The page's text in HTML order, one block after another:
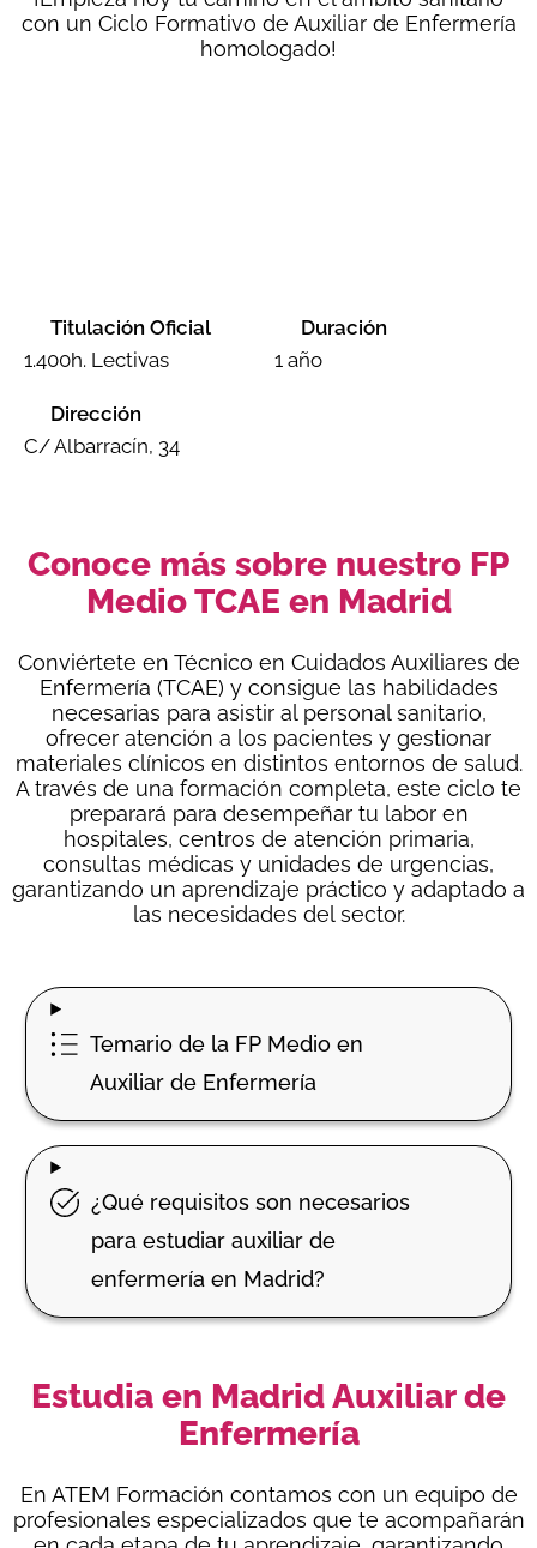
con un Ciclo Formativo de Auxiliar de Enfermería
homologado!
Titulación Oficial
1.400h. Lectivas
Duración
1 año
Dirección
C/ Albarracín, 34
Conoce más sobre nuestro FP
Medio TCAE en Madrid
Conviértete en Técnico en Cuidados Auxiliares de
Enfermería (TCAE) y consigue las habilidades
necesarias para asistir al personal sanitario,
ofrecer atención a los pacientes y gestionar
materiales clínicos en distintos entornos de salud.
A través de una formación completa, este ciclo te
preparará para desempeñar tu labor en
hospitales, centros de atención primaria,
consultas médicas y unidades de urgencias,
garantizando un aprendizaje práctico y adaptado a
las necesidades del sector.
Temario de la FP Medio en
Auxiliar de Enfermería
¿Qué requisitos son necesarios
para estudiar auxiliar de
enfermería en Madrid?
Estudia en Madrid Auxiliar de
Enfermería
En ATEM Formación contamos con un equipo de
profesionales especializados que te acompañarán